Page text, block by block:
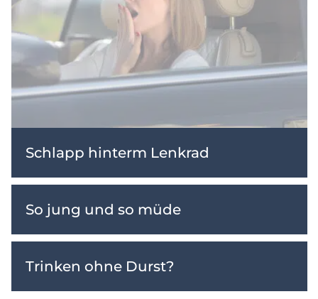
Schlapp hinterm Lenkrad
So jung und so müde
Trinken ohne Durst?